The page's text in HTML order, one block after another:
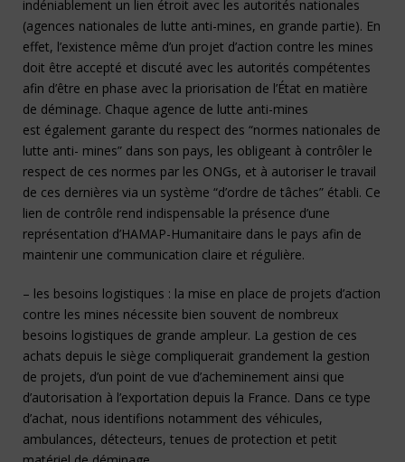
indéniablement un lien étroit avec les autorités nationales
(agences nationales de lutte anti-mines, en grande partie). En
effet, l’existence même d’un projet d’action contre les mines
doit être accepté et discuté avec les autorités compétentes
afin d’être en phase avec la priorisation de l’État en matière
de déminage. Chaque agence de lutte anti-mines
est également garante du respect des “normes nationales de
lutte anti- mines” dans son pays, les obligeant à contrôler le
respect de ces normes par les ONGs, et à autoriser le travail
de ces dernières via un système “d’ordre de tâches” établi. Ce
lien de contrôle rend indispensable la présence d’une
représentation d’HAMAP-Humanitaire dans le pays afin de
maintenir une communication claire et régulière.
– les besoins logistiques : la mise en place de projets d’action
contre les mines nécessite bien souvent de nombreux
besoins logistiques de grande ampleur. La gestion de ces
achats depuis le siège compliquerait grandement la gestion
de projets, d’un point de vue d’acheminement ainsi que
d’autorisation à l’exportation depuis la France. Dans ce type
d’achat, nous identifions notamment des véhicules,
ambulances, détecteurs, tenues de protection et petit